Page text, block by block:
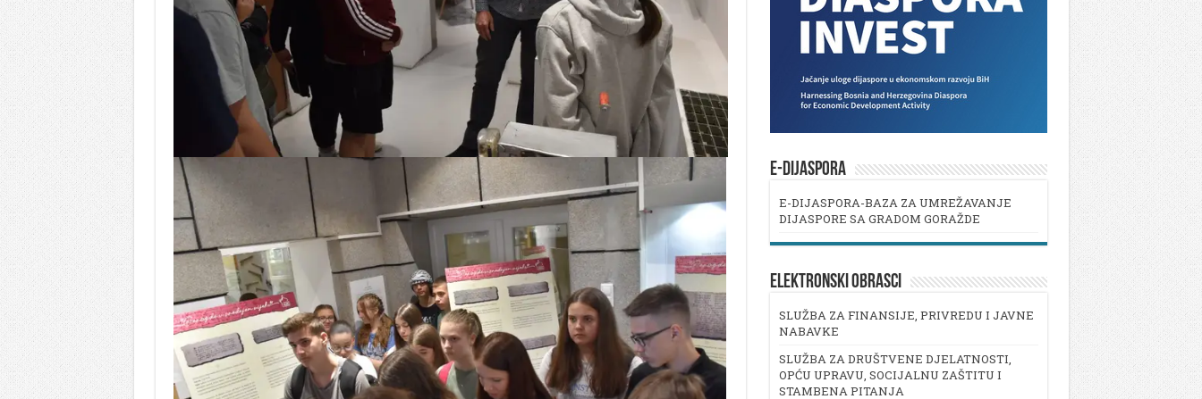
E-DIJASPORA
E-DIJASPORA-BAZA ZA UMREŽAVANJE
DIJASPORE SA GRADOM GORAŽDE
ELEKTRONSKI OBRASCI
SLUŽBA ZA FINANSIJE, PRIVREDU I JAVNE
NABAVKE
SLUŽBA ZA DRUŠTVENE DJELATNOSTI,
OPĆU UPRAVU, SOCIJALNU ZAŠTITU I
STAMBENA PITANJA